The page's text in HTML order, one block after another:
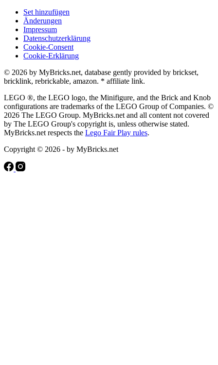
Set hinzufügen
Änderungen
Impressum
Datenschutzerklärung
Cookie-Consent
Cookie-Erklärung
© 2026 by MyBricks.net, database gently provided by brickset,
bricklink, rebrickable, amazon. * affiliate link.
LEGO ®, the LEGO logo, the Minifigure, and the Brick and Knob
configurations are trademarks of the LEGO Group of Companies. ©
2026 The LEGO Group. MyBricks.net and all content not covered
by The LEGO Group's copyright is, unless otherwise stated.
MyBricks.net respects the Lego Fair Play rules.
Copyright © 2026 - by MyBricks.net